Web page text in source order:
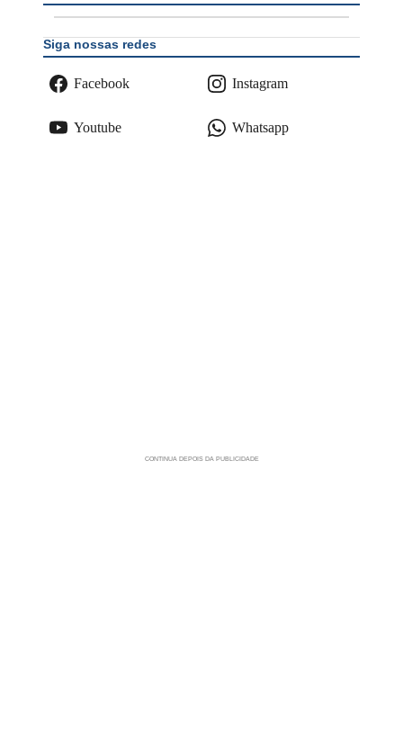
Siga nossas redes
Facebook Instagram
Youtube Whatsapp